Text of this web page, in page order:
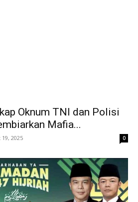
Oknum TNI dan Polisi
Mafia...
2025 0